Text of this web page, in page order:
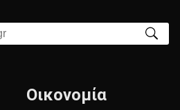
Οικονομία